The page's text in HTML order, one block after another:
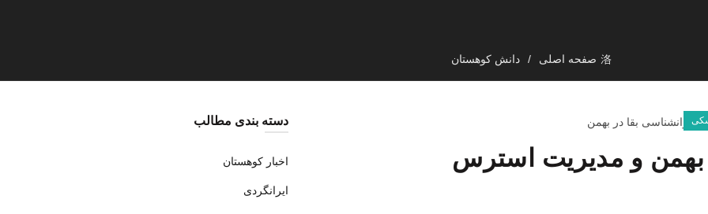
صفحه اصلی دانش کوهستان
بهمن و مدیریت استرس
دسته بندی مطالب
اخبار کوهستان
ایرانگردی